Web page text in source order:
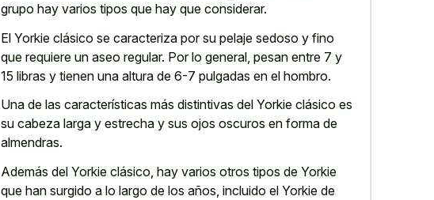
grupo hay varios tipos que hay que considerar.
El Yorkie clásico se caracteriza por su pelaje sedoso y fino
que requiere un aseo regular. Por lo general, pesan entre 7 y
15 libras y tienen una altura de 6-7 pulgadas en el hombro.
Una de las características más distintivas del Yorkie clásico es
su cabeza larga y estrecha y sus ojos oscuros en forma de
almendras.
Además del Yorkie clásico, hay varios otros tipos de Yorkie
que han surgido a lo largo de los años, incluido el Yorkie de